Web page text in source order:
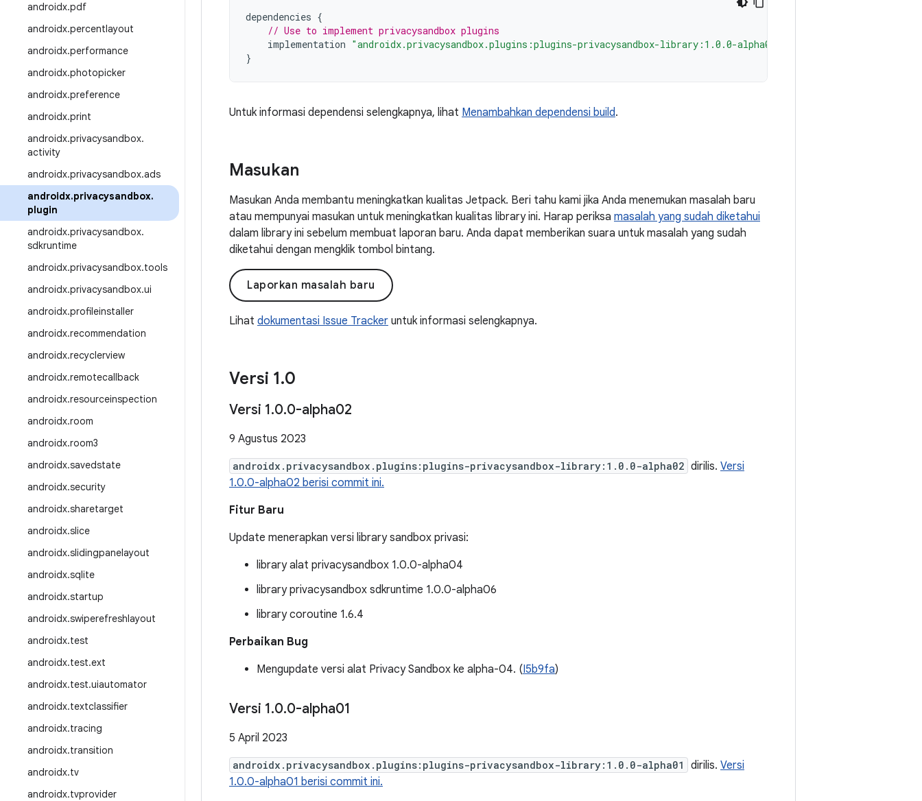
androidx.pdf
androidx.percentlayout
androidx.performance
androidx.photopicker
androidx.preference
androidx.print
androidx.privacysandbox.
activity
androidx.privacysandbox.ads
androidx.privacysandbox.
plugin
androidx.privacysandbox.
sdkruntime
androidx.privacysandbox.tools
androidx.privacysandbox.ui
androidx.profileinstaller
androidx.recommendation
androidx.recyclerview
androidx.remotecallback
androidx.resourceinspection
androidx.room
androidx.room3
androidx.savedstate
androidx.security
androidx.sharetarget
androidx.slice
androidx.slidingpanelayout
androidx.sqlite
androidx.startup
androidx.swiperefreshlayout
androidx.test
androidx.test.ext
androidx.test.uiautomator
androidx.textclassifier
androidx.tracing
androidx.transition
androidx.tv
androidx.tvprovider
dependencies {
// Use to implement privacysandbox plugins
implementation "androidx.privacysandbox.plugins:plugins-privacysandbox-library:1.0.0-alpha02"
}
Untuk informasi dependensi selengkapnya, lihat Menambahkan dependensi build.
Masukan
Masukan Anda membantu meningkatkan kualitas Jetpack. Beri tahu kami jika Anda menemukan masalah baru
atau mempunyai masukan untuk meningkatkan kualitas library ini. Harap periksa masalah yang sudah diketahui
dalam library ini sebelum membuat laporan baru. Anda dapat memberikan suara untuk masalah yang sudah
diketahui dengan mengklik tombol bintang.
Laporkan masalah baru
Lihat dokumentasi Issue Tracker untuk informasi selengkapnya.
Versi 1.0
Versi 1.0.0-alpha02
9 Agustus 2023
androidx.privacysandbox.plugins:plugins-privacysandbox-library:1.0.0-alpha02 dirilis. Versi
1.0.0-alpha02 berisi commit ini.
Fitur Baru
Update menerapkan versi library sandbox privasi:
library alat privacysandbox 1.0.0-alpha04
library privacysandbox sdkruntime 1.0.0-alpha06
library coroutine 1.6.4
Perbaikan Bug
Mengupdate versi alat Privacy Sandbox ke alpha-04. (I5b9fa)
Versi 1.0.0-alpha01
5 April 2023
androidx.privacysandbox.plugins:plugins-privacysandbox-library:1.0.0-alpha01 dirilis. Versi
1.0.0-alpha01 berisi commit ini.